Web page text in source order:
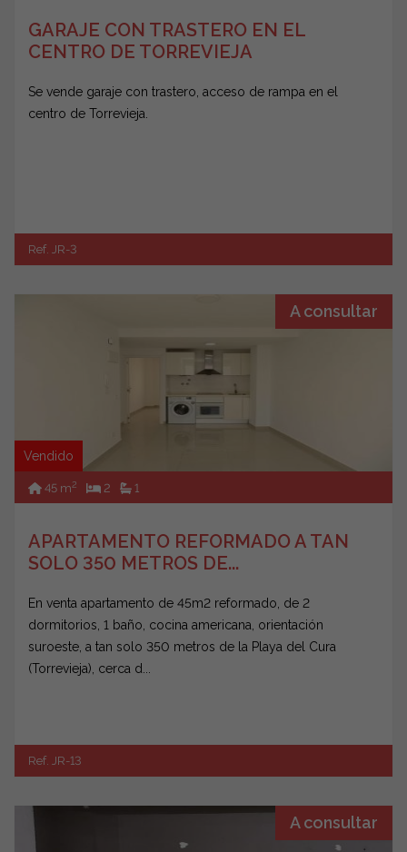
GARAJE CON TRASTERO EN EL
CENTRO DE TORREVIEJA
Se vende garaje con trastero, acceso de rampa en el
centro de Torrevieja.
Ref. JR-3
A consultar
Vendido
45 m2 2 1
APARTAMENTO REFORMADO A TAN
SOLO 350 METROS DE...
En venta apartamento de 45m2 reformado, de 2
dormitorios, 1 baño, cocina americana, orientación
suroeste, a tan solo 350 metros de la Playa del Cura
(Torrevieja), cerca d...
Ref. JR-13
A consultar